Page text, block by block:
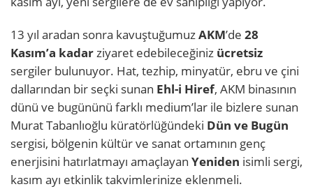
13 yıl aradan sonra kavuştuğumuzAKM’de 28
Kasım’a kadarziyaret edebileceğiniz ücretsiz
sergiler bulunuyor. Hat, tezhip, minyatür, ebru ve çini
dallarından bir seçki sunan Ehl-i Hiref, AKM binasının
dünü ve bugününü farklı medium’lar ile bizlere sunan
Murat Tabanlıoğlu küratörlüğündeki Dün ve Bugün
sergisi, bölgenin kültür ve sanat ortamının genç
enerjisini hatırlatmayı amaçlayan Yeniden isimli sergi,
kasım ayı etkinlik takvimlerinize eklenmeli.